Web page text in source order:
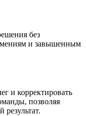
без
и завышенным
и корректировать
позволяя